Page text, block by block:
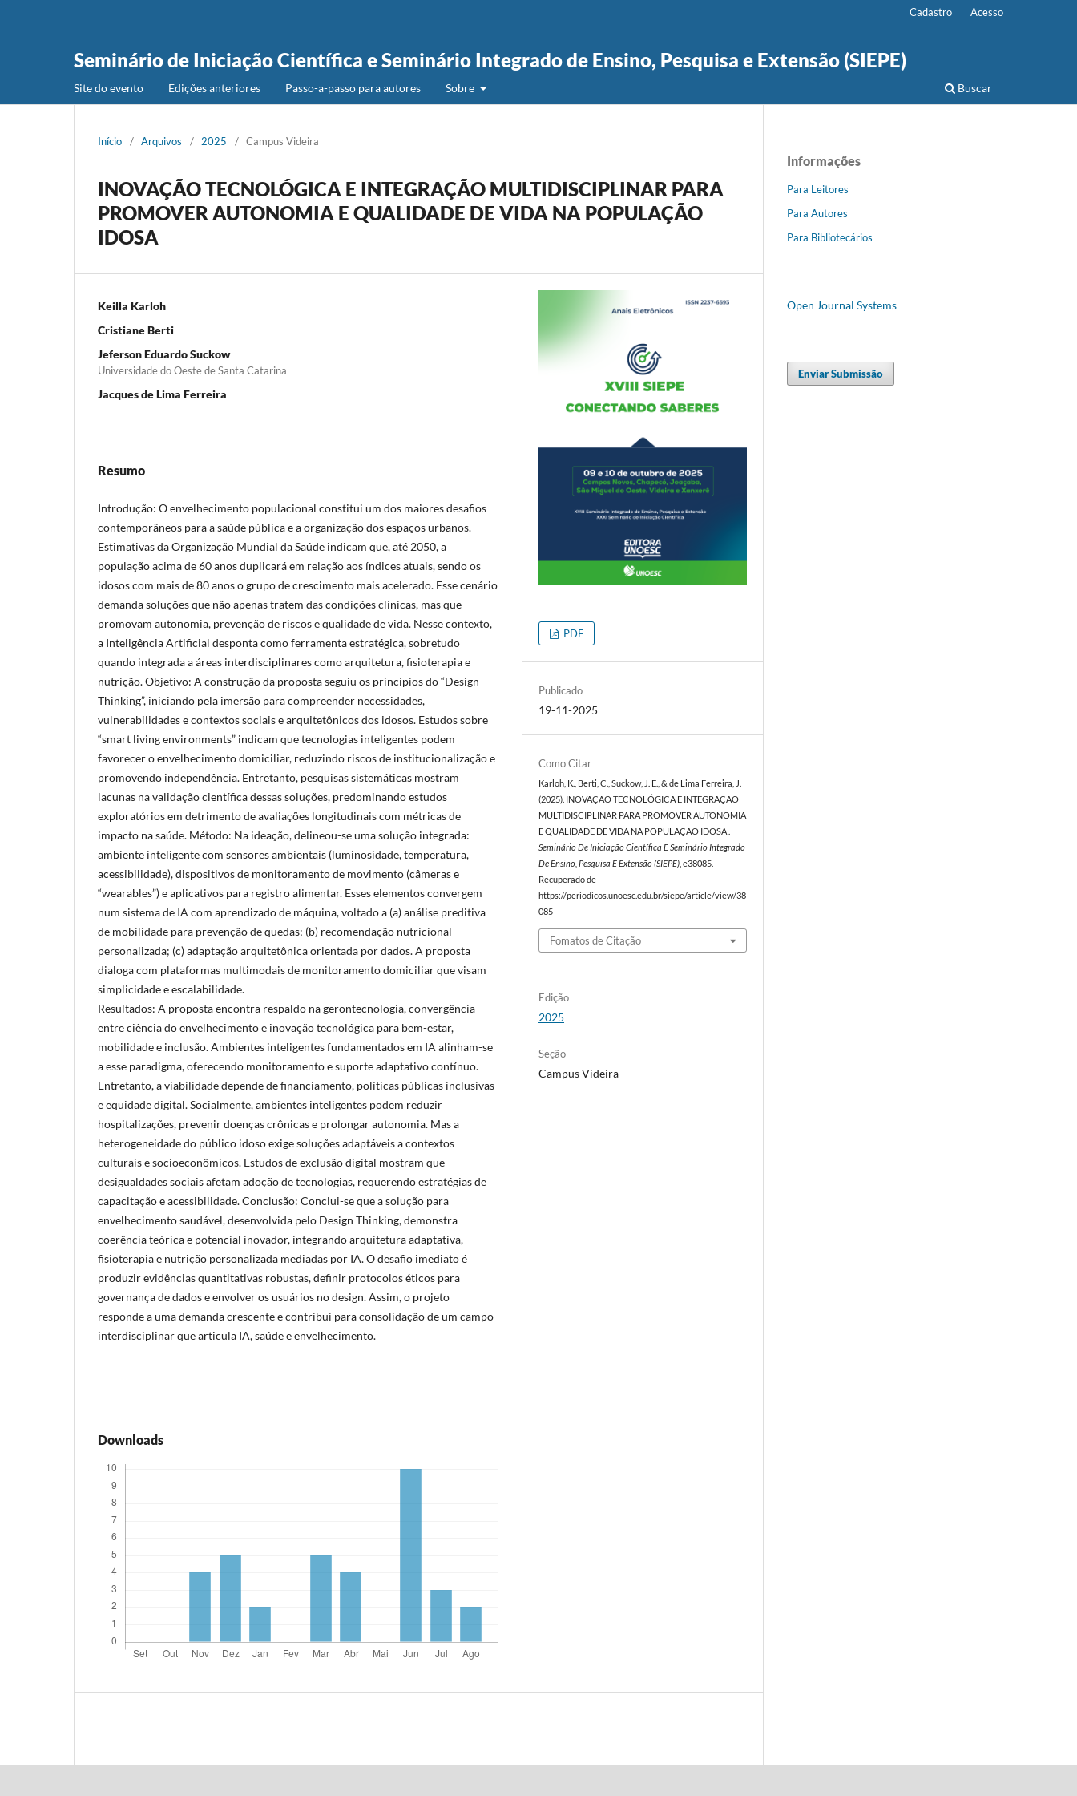
Seminário de Iniciação Científica e Seminário Integrado de Ensino, Pesquisa e Extensão (SIEPE)
Site do evento Edições anteriores Passo-a-passo para autores Sobre Buscar
Cadastro Acesso
Início / Arquivos / 2025 / Campus Videira
INOVAÇÃO TECNOLÓGICA E INTEGRAÇÃO MULTIDISCIPLINAR PARA
PROMOVER AUTONOMIA E QUALIDADE DE VIDA NA POPULAÇÃO
IDOSA
Keilla Karloh
Cristiane Berti
Jeferson Eduardo Suckow
Universidade do Oeste de Santa Catarina
Jacques de Lima Ferreira
Resumo
Introdução: O envelhecimento populacional constitui um dos maiores desafios
contemporâneos para a saúde pública e a organização dos espaços urbanos.
Estimativas da Organização Mundial da Saúde indicam que, até 2050, a
população acima de 60 anos duplicará em relação aos índices atuais, sendo os
idosos com mais de 80 anos o grupo de crescimento mais acelerado. Esse cenário
demanda soluções que não apenas tratem das condições clínicas, mas que
promovam autonomia, prevenção de riscos e qualidade de vida. Nesse contexto,
a Inteligência Artificial desponta como ferramenta estratégica, sobretudo
quando integrada a áreas interdisciplinares como arquitetura, fisioterapia e
nutrição. Objetivo: A construção da proposta seguiu os princípios do “Design
Thinking”, iniciando pela imersão para compreender necessidades,
vulnerabilidades e contextos sociais e arquitetônicos dos idosos. Estudos sobre
“smart living environments” indicam que tecnologias inteligentes podem
favorecer o envelhecimento domiciliar, reduzindo riscos de institucionalização e
promovendo independência. Entretanto, pesquisas sistemáticas mostram
lacunas na validação científica dessas soluções, predominando estudos
exploratórios em detrimento de avaliações longitudinais com métricas de
impacto na saúde. Método: Na ideação, delineou-se uma solução integrada:
ambiente inteligente com sensores ambientais (luminosidade, temperatura,
acessibilidade), dispositivos de monitoramento de movimento (câmeras e
“wearables”) e aplicativos para registro alimentar. Esses elementos convergem
num sistema de IA com aprendizado de máquina, voltado a (a) análise preditiva
de mobilidade para prevenção de quedas; (b) recomendação nutricional
personalizada; (c) adaptação arquitetônica orientada por dados. A proposta
dialoga com plataformas multimodais de monitoramento domiciliar que visam
simplicidade e escalabilidade.
Resultados: A proposta encontra respaldo na gerontecnologia, convergência
entre ciência do envelhecimento e inovação tecnológica para bem-estar,
mobilidade e inclusão. Ambientes inteligentes fundamentados em IA alinham-se
a esse paradigma, oferecendo monitoramento e suporte adaptativo contínuo.
Entretanto, a viabilidade depende de financiamento, políticas públicas inclusivas
e equidade digital. Socialmente, ambientes inteligentes podem reduzir
hospitalizações, prevenir doenças crônicas e prolongar autonomia. Mas a
heterogeneidade do público idoso exige soluções adaptáveis a contextos
culturais e socioeconômicos. Estudos de exclusão digital mostram que
desigualdades sociais afetam adoção de tecnologias, requerendo estratégias de
capacitação e acessibilidade. Conclusão: Conclui-se que a solução para
envelhecimento saudável, desenvolvida pelo Design Thinking, demonstra
coerência teórica e potencial inovador, integrando arquitetura adaptativa,
fisioterapia e nutrição personalizada mediadas por IA. O desafio imediato é
produzir evidências quantitativas robustas, definir protocolos éticos para
governança de dados e envolver os usuários no design. Assim, o projeto
responde a uma demanda crescente e contribui para consolidação de um campo
interdisciplinar que articula IA, saúde e envelhecimento.
Downloads
PDF
Publicado
19-11-2025
Como Citar
Karloh, K., Berti, C., Suckow, J. E., & de Lima Ferreira, J.
(2025). INOVAÇÃO TECNOLÓGICA E INTEGRAÇÃO
MULTIDISCIPLINAR PARA PROMOVER AUTONOMIA
E QUALIDADE DE VIDA NA POPULAÇÃO IDOSA .
Seminário De Iniciação Científica E Seminário Integrado
De Ensino, Pesquisa E Extensão (SIEPE), e38085.
Recuperado de
https://periodicos.unoesc.edu.br/siepe/article/view/38
085
Fomatos de Citação
Edição
2025
Seção
Campus Videira
Informações
Para Leitores
Para Autores
Para Bibliotecários
Open Journal Systems
Enviar Submissão